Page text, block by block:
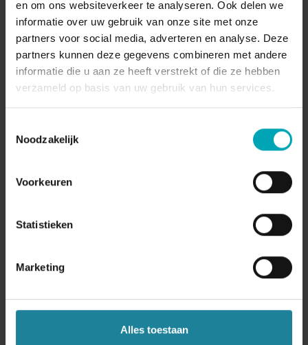
en om ons websiteverkeer te analyseren. Ook delen we
informatie over uw gebruik van onze site met onze
partners voor social media, adverteren en analyse. Deze
partners kunnen deze gegevens combineren met andere
informatie die u aan ze heeft verstrekt of die ze hebben
verzameld op basis van uw gebruik van hun services.
Noodzakelijk
Voorkeuren
Statistieken
Marketing
Alles toestaan
Prévient les ransomwares et autres attaques
dans un environnement sécurisé et isolé
Protège vos données contre le vol
(phishing) grâce au mode lecture seule